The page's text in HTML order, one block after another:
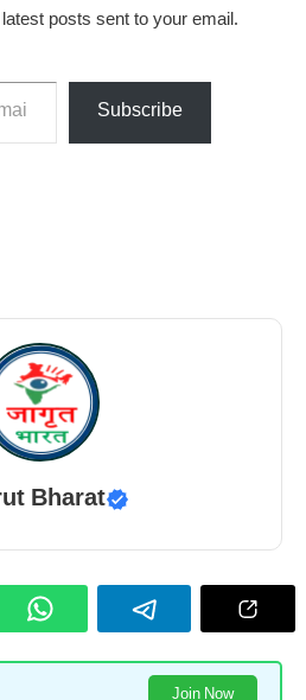
posts sent to your email.
Subscribe
Bharat
Join Now